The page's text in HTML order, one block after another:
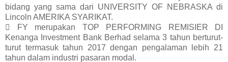
bidang yang sama dari UNIVERSITY OF NEBRASKA di
Lincoln AMERIKA SYARIKAT.
 FY merupakan TOP PERFORMING REMISIER DI
Kenanga Investment Bank Berhad selama 3 tahun berturut-
turut termasuk tahun 2017 dengan pengalaman lebih 21
tahun dalam industri pasaran modal.